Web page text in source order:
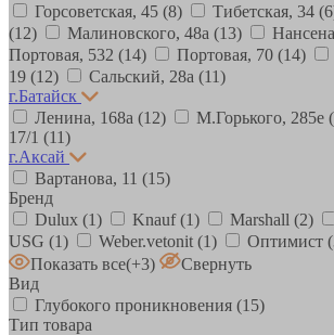
Горсоветская, 45 (8) Тибетская, 34
(12)
Малиновского, 48а (13)
Портовая, 532 (14) Портовая, 70 (14)
19 (12) Сальский, 28a (11)
г.Батайск
Ленина, 168а (12) М.Горького, 285е
17/1 (11)
г.Аксай
Вартанова, 11 (15)
Бренд
Dulux (1) Knauf(1) Marshall (2)
USG (1) Weber.vetonit (1) Оптимист
Показать все(+3)
Свернуть
Вид
Глубокого проникновения (15)
Тип товара